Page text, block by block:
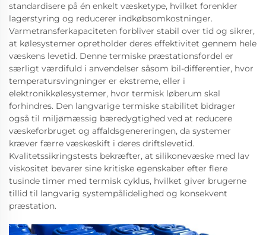
standardisere på én enkelt væsketype, hvilket forenkler
lagerstyring og reducerer indkøbsomkostninger.
Varmetransferkapaciteten forbliver stabil over tid og sikrer,
at kølesystemer opretholder deres effektivitet gennem hele
væskens levetid. Denne termiske præstationsfordel er
særligt værdifuld i anvendelser såsom bil-differentier, hvor
temperatursvingninger er ekstreme, eller i
elektronikkølesystemer, hvor termisk løberum skal
forhindres. Den langvarige termiske stabilitet bidrager
også til miljømæssig bæredygtighed ved at reducere
væskeforbruget og affaldsgenereringen, da systemer
kræver færre væskeskift i deres driftslevetid.
Kvalitetssikringstests bekræfter, at silikonevæske med lav
viskositet bevarer sine kritiske egenskaber efter flere
tusinde timer med termisk cyklus, hvilket giver brugerne
tillid til langvarig systempålidelighed og konsekvent
præstation.